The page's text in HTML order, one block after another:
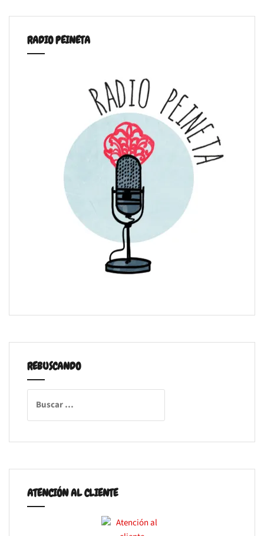
RADIO PEINETA
REBUSCANDO
ATENCIÓN AL CLIENTE